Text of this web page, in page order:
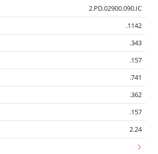
2.PD.02900.090.IC
.1142
.343
.157
.741
.362
.157
2.24